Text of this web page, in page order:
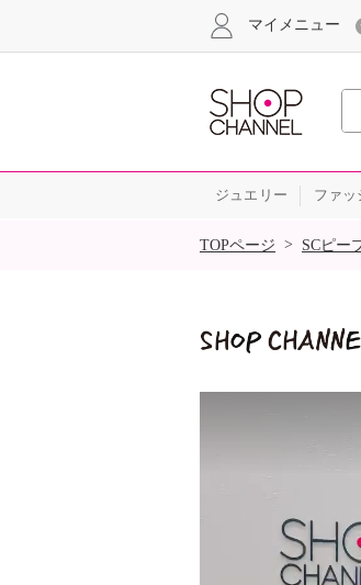
マイメニュー
ジュエリー ファッ
SALE
TOPページ > SCピー